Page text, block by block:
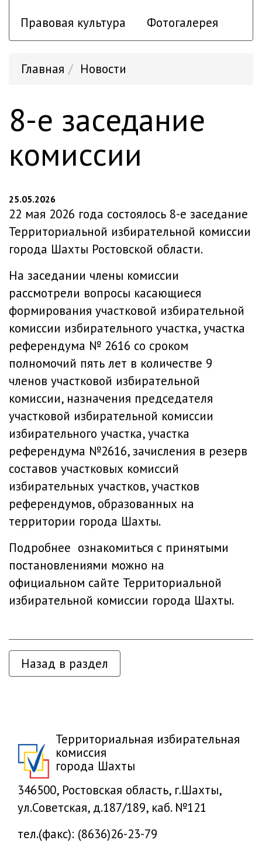
Правовая культура Фотогалерея
Главная Новости
8-е заседание
комиссии
25.05.2026
22 мая 2026 года состоялось 8-е заседание
Территориальной избирательной комиссии
города Шахты Ростовской области.
На заседании члены комиссии
рассмотрели вопросы касающиеся
формирования участковой избирательной
комиссии избирательного участка, участка
референдума № 2616 со сроком
полномочий пять лет в количестве 9
членов участковой избирательной
комиссии, назначения председателя
участковой избирательной комиссии
избирательного участка, участка
референдума №2616, зачисления в резерв
составов участковых комиссий
избирательных участков, участков
референдумов, образованных на
территории города Шахты.
Подробнее ознакомиться с принятыми
постановлениями можно на
официальном сайте Территориальной
избирательной комиссии города Шахты.
Назад в раздел
Территориальная избирательная
комиссия
города Шахты
346500, Ростовская область, г.Шахты,
ул.Советская, д.187/189, каб. №121
тел.(факс): (8636)26-23-79